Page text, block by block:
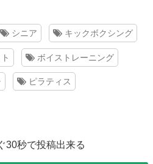
シニア キックボクシング
ボイストレーニング
ピラティス
30秒で投稿出来る